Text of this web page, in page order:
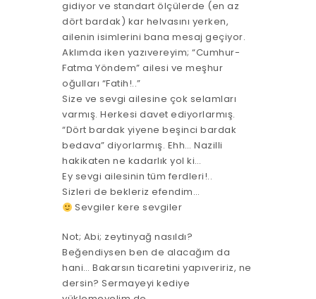
gidiyor ve standart ölçülerde (en az
dört bardak) kar helvasını yerken,
ailenin isimlerini bana mesaj geçiyor.
Aklımda iken yazıvereyim; “Cumhur-
Fatma Yöndem” ailesi ve meşhur
oğulları “Fatih!..”
Size ve sevgi ailesine çok selamları
varmış. Herkesi davet ediyorlarmış.
“Dört bardak yiyene beşinci bardak
bedava” diyorlarmış. Ehh… Nazilli
hakikaten ne kadarlık yol ki…
Ey sevgi ailesinin tüm ferdleri!..
Sizleri de bekleriz efendim…
Sevgiler kere sevgiler
Not; Abi; zeytinyağ nasıldı?
Beğendiysen ben de alacağım da
hani… Bakarsın ticaretini yapıveririz, ne
dersin? Sermayeyi kediye